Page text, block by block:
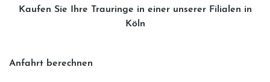
Kaufen Sie Ihre Trauringe in einer unserer Filialen in
Köln
Anfahrt berechnen